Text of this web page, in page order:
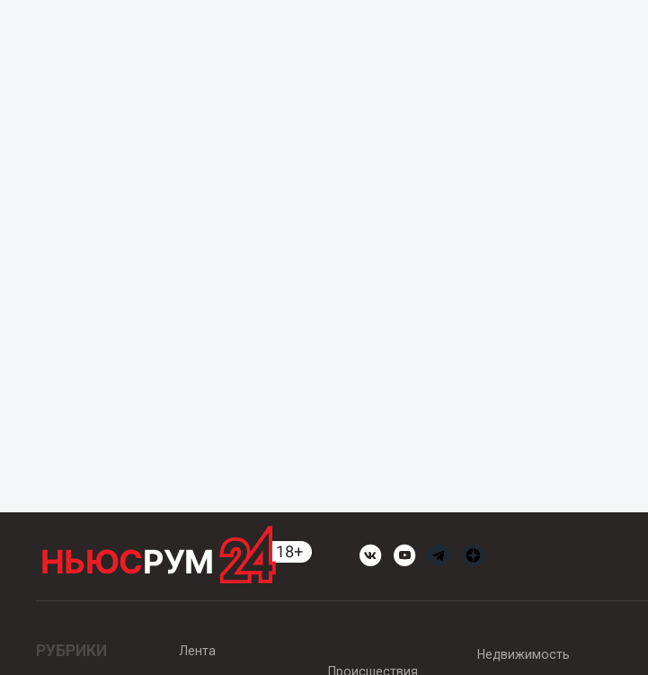
РУБРИКИ
Лента
Происшествия
Недвижимость